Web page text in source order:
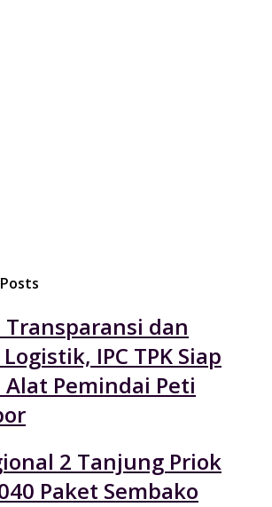
dan
IPC TPK Siap
Pemindai Peti
2 Tanjung Priok
Paket Sembako